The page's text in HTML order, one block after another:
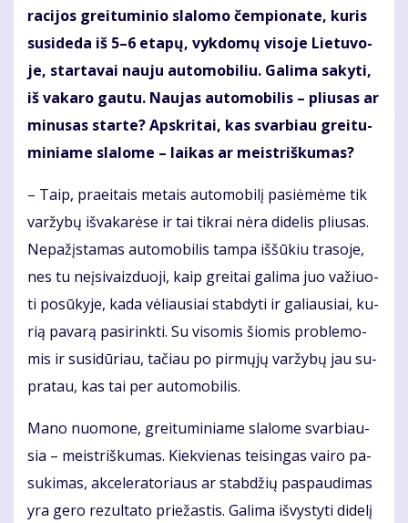
ra­ci­jos grei­tu­mi­nio sla­lo­mo čem­pio­na­te, ku­ris
su­si­de­da iš 5–6 eta­pų, vyk­do­mų vi­so­je Lie­tu­vo­
je, star­ta­vai nau­ju au­to­mo­bi­liu. Ga­li­ma sa­ky­ti,
iš va­ka­ro gau­tu. Nau­jas au­to­mo­bi­lis – pliu­sas ar
mi­nu­sas star­te? Ap­skri­tai, kas svar­biau grei­tu­
mi­nia­me sla­lo­me – lai­kas ar meist­riš­ku­mas?
– Taip, pra­ei­tais me­tais au­to­mo­bi­lį pa­si­ė­mė­me tik
var­žy­bų iš­va­ka­rė­se ir tai tik­rai nė­ra di­de­lis pliu­sas.
Ne­pa­žįs­ta­mas au­to­mo­bi­lis tam­pa iš­šū­kiu tra­so­je,
nes tu ne­įsi­vaiz­duo­ji, kaip grei­tai ga­li­ma juo va­žiuo­
ti po­sū­ky­je, ka­da vė­liau­siai stab­dy­ti ir ga­liau­siai, ku­
rią pa­va­rą pa­si­rink­ti. Su vi­so­mis šio­mis pro­ble­mo­
mis ir su­si­dū­riau, ta­čiau po pir­mų­jų var­žy­bų jau su­
pra­tau, kas tai per au­to­mo­bi­lis.
Ma­no nuo­mo­ne, grei­tu­mi­nia­me sla­lo­me svar­biau­
sia – meist­riš­ku­mas. Kiek­vie­nas tei­sin­gas vai­ro pa­
su­ki­mas, ak­ce­le­ra­to­riaus ar stab­džių pa­spau­di­mas
yra ge­ro re­zul­ta­to prie­žas­tis. Ga­li­ma iš­vys­ty­ti di­de­lį